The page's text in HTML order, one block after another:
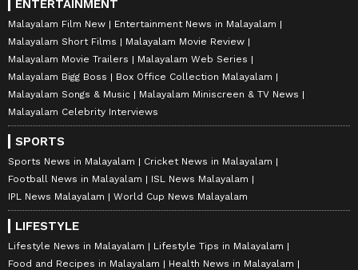
ENTERTAINMENT
Malayalam Film New
Entertainment News in Malayalam
Malayalam Short Films
Malayalam Movie Review
Malayalam Movie Trailers
Malayalam Web Series
Malayalam Bigg Boss
Box Office Collection Malayalam
Malayalam Songs & Music
Malayalam Miniscreen & TV News
Malayalam Celebrity Interviews
SPORTS
Sports News in Malayalam
Cricket News in Malayalam
Football News in Malayalam
ISL News Malayalam
IPL News Malayalam
World Cup News Malayalam
LIFESTYLE
Lifestyle News in Malayalam
Lifestyle Tips in Malayalam
Food and Recipes in Malayalam
Health News in Malayalam